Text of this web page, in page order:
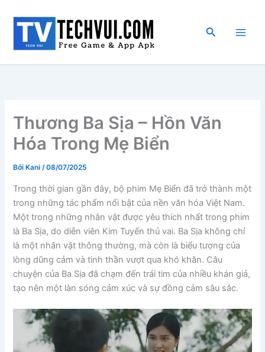
dung
Tìm
Thương Ba Sịa – Hồn Văn
Hóa Trong Mẹ Biển
Bởi Kani/08/07/2025
Trong thời gian gần đây, bộ phim Mẹ Biển đã trở thành một
trong những tác phẩm nổi bật của nền văn hóa Việt Nam.
Một trong những nhân vật được yêu thích nhất trong phim
là Ba Sịa, do diễn viên Kim Tuyến thủ vai. Ba Sịa không chỉ
là một nhân vật thông thường, mà còn là biểu tượng của
lòng dũng cảm và tinh thần vượt qua khó khăn. Câu
chuyện của Ba Sịa đã chạm đến trái tim của nhiều khán giả,
tạo nên một làn sóng cảm xúc và sự đồng cảm sâu sắc.